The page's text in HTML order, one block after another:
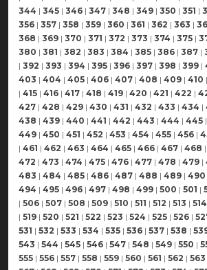
344 | 345 | 346 | 347 | 348 | 349 | 350 | 351 |
356 | 357 | 358 | 359 | 360 | 361 | 362 | 363 |
368 | 369 | 370 | 371 | 372 | 373 | 374 | 375 |
380 | 381 | 382 | 383 | 384 | 385 | 386 | 387 |
| 392 | 393 | 394 | 395 | 396 | 397 | 398 | 399 |
403 | 404 | 405 | 406 | 407 | 408 | 409 | 410 |
| 415 | 416 | 417 | 418 | 419 | 420 | 421 | 422 |
427 | 428 | 429 | 430 | 431 | 432 | 433 | 434 |
438 | 439 | 440 | 441 | 442 | 443 | 444 | 445 |
449 | 450 | 451 | 452 | 453 | 454 | 455 | 456 |
| 461 | 462 | 463 | 464 | 465 | 466 | 467 | 468 |
472 | 473 | 474 | 475 | 476 | 477 | 478 | 479 |
483 | 484 | 485 | 486 | 487 | 488 | 489 | 490
494 | 495 | 496 | 497 | 498 | 499 | 500 | 501 |
| 506 | 507 | 508 | 509 | 510 | 511 | 512 | 513 | 514
| 519 | 520 | 521 | 522 | 523 | 524 | 525 | 526 |
531 | 532 | 533 | 534 | 535 | 536 | 537 | 538 |
543 | 544 | 545 | 546 | 547 | 548 | 549 | 550 |
555 | 556 | 557 | 558 | 559 | 560 | 561 | 562 | 563